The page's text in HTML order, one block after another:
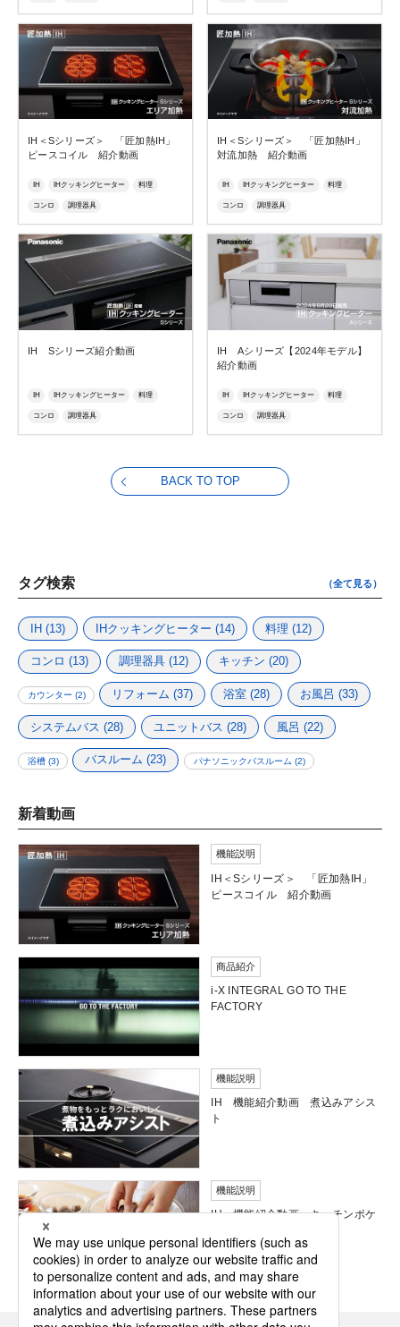
IH＜Sシリーズ＞ 「匠加熱IH」
ピースコイル 紹介動画
IH IHクッキングヒーター 料理
コンロ 調理器具
IH＜Sシリーズ＞ 「匠加熱IH」
対流加熱 紹介動画
IH IHクッキングヒーター 料理
コンロ 調理器具
IH Sシリーズ紹介動画
IH IHクッキングヒーター 料理
コンロ 調理器具
IH Aシリーズ【2024年モデル】
紹介動画
IH IHクッキングヒーター 料理
コンロ 調理器具
BACK TO TOP
タグ検索 （全て見る）
IH(13) IHクッキングヒーター (14) 料理 (12)
コンロ (13) 調理器具(12) キッチン (20)
カウンター (2) リフォーム (37) 浴室 (28) お風呂 (33)
システムバス (28) ユニットバス (28) 風呂 (22)
浴槽(3) バスルーム (23) パナソニックバスルーム (2)
新着動画
機能説明
IH＜Sシリーズ＞ 「匠加熱IH」
ピースコイル 紹介動画
商品紹介
i-X INTEGRAL GO TO THE
FACTORY
機能説明
IH 機能紹介動画 煮込みアシス
ト
機能説明
IH 機能紹介動画 キッチンポケ